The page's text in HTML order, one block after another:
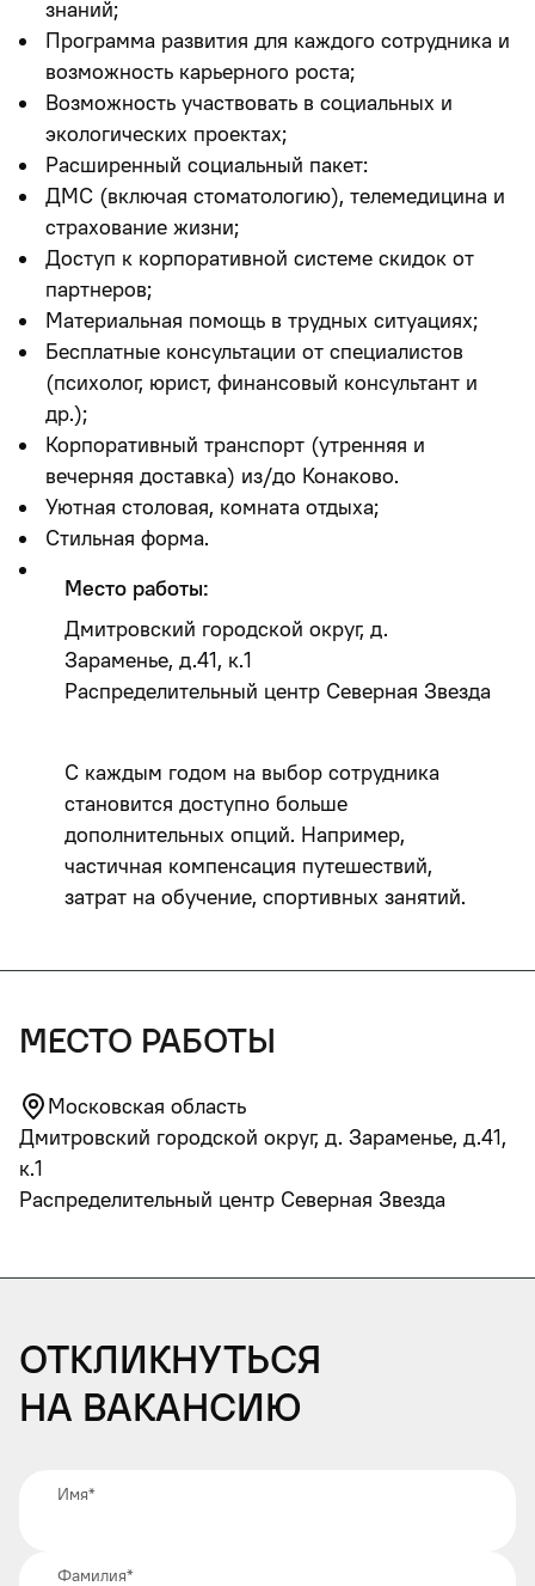
знаний;
Программа развития для каждого сотрудника и
возможность карьерного роста;
Возможность участвовать в социальных и
экологических проектах;
Расширенный социальный пакет:
ДМС (включая стоматологию), телемедицина и
страхование жизни;
Доступ к корпоративной системе скидок от
партнеров;
Материальная помощь в трудных ситуациях;
Бесплатные консультации от специалистов
(психолог, юрист, финансовый консультант и
др.);
Корпоративный транспорт (утренняя и
вечерняя доставка) из/до Конаково.
Уютная столовая, комната отдыха;
Стильная форма.
Место работы:
Дмитровский городской округ, д.
Зараменье, д.41, к.1
Распределительный центр Северная Звезда
С каждым годом на выбор сотрудника
становится доступно больше
дополнительных опций. Например,
частичная компенсация путешествий,
затрат на обучение, спортивных занятий.
место работы
Московская область
Дмитровский городской округ, д. Зараменье, д.41,
к.1
Распределительный центр Северная Звезда
Откликнуться
на вакансию
Имя*
Фамилия*